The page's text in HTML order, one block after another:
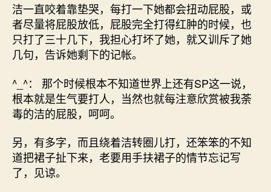
洁一直咬着靠垫哭，每打一下她都会扭动屁股，或
者尽量将屁股放低，屁股完全打得红肿的时候，也
只打了三十几下，我担心打坏了她，就又训斥了她
几句，告诉她剩下的记帐。
^_^： 那个时候根本不知道世界上还有SP这一说，
根本就是生气要打人，当然也就每注意欣赏被我荼
毒的洁的屁股，呵呵。
另，有多字，而且绕着洁转圈儿打，还笨笨的不知
道把裙子扯下来，老要用手扶裙子的情节忘记写
了，见谅。